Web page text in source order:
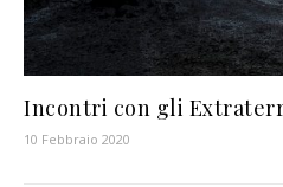
Incontri con gli
10 Febbraio 2020